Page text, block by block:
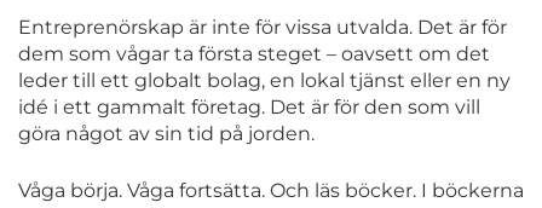
Entreprenörskap är inte för vissa utvalda. Det är för
dem som vågar ta första steget – oavsett om det
leder till ett globalt bolag, en lokal tjänst eller en ny
idé i ett gammalt företag. Det är för den som vill
göra något av sin tid på jorden.
Våga börja. Våga fortsätta. Och läs böcker. I böckerna